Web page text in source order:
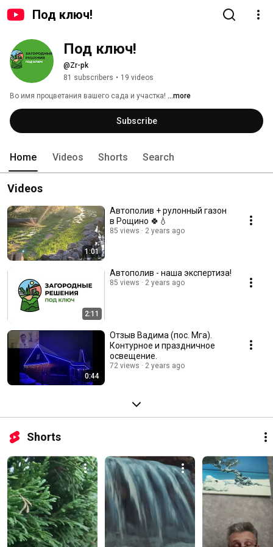
Под ключ!
Под ключ!
@Zr-pk
81 subscribers • 19 videos
Во имя процветания вашего сада и участка! ...more
Subscribe
Home Videos Shorts Search
Videos
1:01
Автополив + рулонный газон
в Рощино 🍀💧
85 views 2 years ago
2:11
Автополив - наша экспертиза!
85 views 2 years ago
0:44
Отзыв Вадима (пос. Мга).
Контурное и праздничное
освещение.
72 views 2 years ago
Shorts